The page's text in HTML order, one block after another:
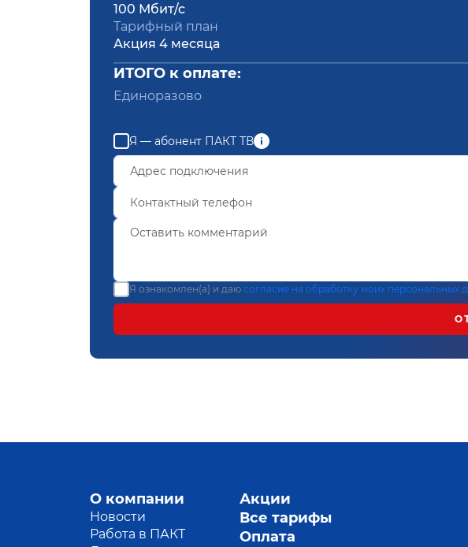
100 Мбит/с
Тарифный план
Акция 4 месяца
ИТОГО к оплате:
Единоразово
Я — абонент ПАКТ ТВ
Я ознакомлен(а) и даю согласие на обработку моих персональных
О компании
Новости
Работа в ПАКТ
Акции
Все тарифы
Оплата